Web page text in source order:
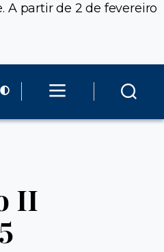
A partir de 2 de fevereiro
II